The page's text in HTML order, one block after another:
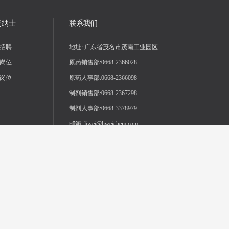
纳士
聘
位
位
联系我们
地址: 广东省茂名市茂南工业园区
原药销售部:0668-2366028
原药人事部:0668-2366098
制剂销售部:0668-2367298
制剂人事部:0668-3378979
邮箱: liwei@liweichem.com